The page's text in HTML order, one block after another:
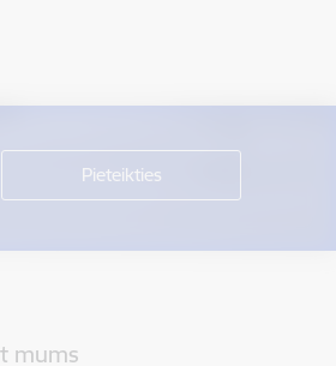
mums